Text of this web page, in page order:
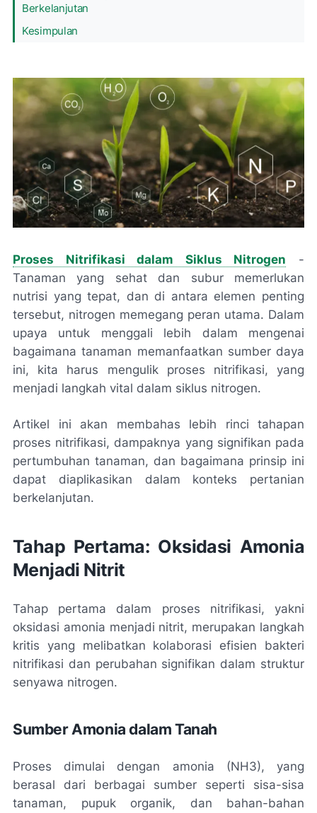
Berkelanjutan
Kesimpulan
Proses Nitrifikasi dalam Siklus Nitrogen -
Tanaman yang sehat dan subur memerlukan
nutrisi yang tepat, dan di antara elemen penting
tersebut, nitrogen memegang peran utama. Dalam
upaya untuk menggali lebih dalam mengenai
bagaimana tanaman memanfaatkan sumber daya
ini, kita harus mengulik proses nitrifikasi, yang
menjadi langkah vital dalam siklus nitrogen.
Artikel ini akan membahas lebih rinci tahapan
proses nitrifikasi, dampaknya yang signifikan pada
pertumbuhan tanaman, dan bagaimana prinsip ini
dapat diaplikasikan dalam konteks pertanian
berkelanjutan.
Tahap Pertama: Oksidasi Amonia
Menjadi Nitrit
Tahap pertama dalam proses nitrifikasi, yakni
oksidasi amonia menjadi nitrit, merupakan langkah
kritis yang melibatkan kolaborasi efisien bakteri
nitrifikasi dan perubahan signifikan dalam struktur
senyawa nitrogen.
Sumber Amonia dalam Tanah
Proses dimulai dengan amonia (NH3), yang
berasal dari berbagai sumber seperti sisa-sisa
tanaman, pupuk organik, dan bahan-bahan